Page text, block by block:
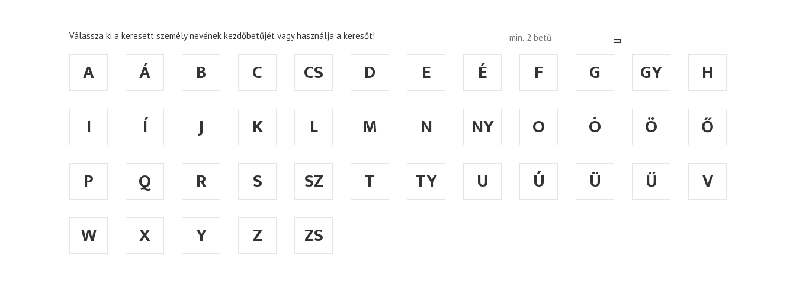
Válassza ki a keresett személy nevének kezdőbetűjét vagy használja a keresőt!
A Á B C CS D E É F G GY
H
I
Í J K L M N NY O Ó Ö
Ő
P
Q R S SZ T TY U Ú Ü Ű
V
W
X Y Z ZS